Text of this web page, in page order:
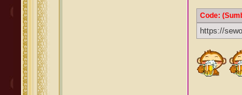
Code:
https://